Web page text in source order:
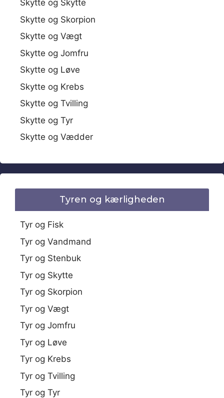
Skytte og Skytte
Skytte og Skorpion
Skytte og Vægt
Skytte og Jomfru
Skytte og Løve
Skytte og Krebs
Skytte og Tvilling
Skytte og Tyr
Skytte og Vædder
Tyren og kærligheden
Tyr og Fisk
Tyr og Vandmand
Tyr og Stenbuk
Tyr og Skytte
Tyr og Skorpion
Tyr og Vægt
Tyr og Jomfru
Tyr og Løve
Tyr og Krebs
Tyr og Tvilling
Tyr og Tyr